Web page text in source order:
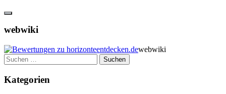
webwiki
webwiki
Suchen
nach:
Kategorien